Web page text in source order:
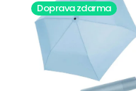
Doprava zdarma